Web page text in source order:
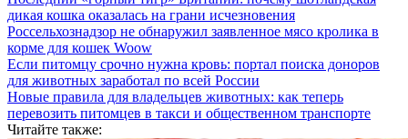
дикая кошка оказалась на грани исчезновения
Россельхознадзор не обнаружил заявленное мясо кролика в
корме для кошек Woow
Если питомцу срочно нужна кровь: портал поиска доноров
для животных заработал по всей России
Новые правила для владельцев животных: как теперь
перевозить питомцев в такси и общественном транспорте
Читайте также: